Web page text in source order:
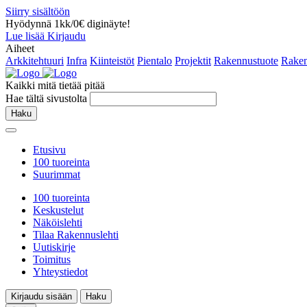
Siirry sisältöön
Hyödynnä 1kk/0€ diginäyte!
Lue lisää Kirjaudu
Aiheet
Arkkitehtuuri Infra Kiinteistöt Pientalo Projektit Rakennustuote
Kaikki mitä tietää pitää
Hae tältä sivustolta
Haku
Etusivu
100 tuoreinta
Suurimmat
100 tuoreinta
Keskustelut
Näköislehti
Tilaa Rakennuslehti
Uutiskirje
Toimitus
Yhteystiedot
Kirjaudu sisään
Haku